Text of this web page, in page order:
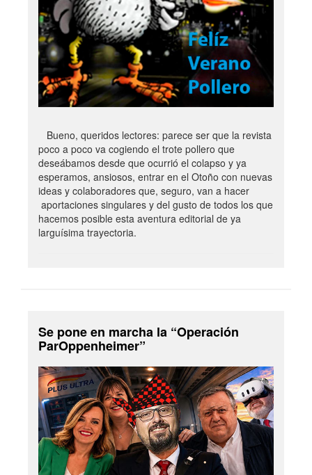
Bueno, queridos lectores: parece ser que la revista
poco a poco va cogiendo el trote pollero que
deseábamos desde que ocurrió el colapso y ya
esperamos, ansiosos, entrar en el Otoño con nuevas
ideas y colaboradores que, seguro, van a hacer
aportaciones singulares y del gusto de todos los que
hacemos posible esta aventura editorial de ya
larguísima trayectoria.
Se pone en marcha la “Operación
ParOppenheimer”